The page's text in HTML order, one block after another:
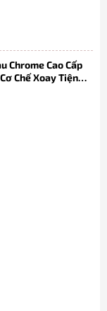
Chrome Cao Cấp
Chế Xoay Tiện